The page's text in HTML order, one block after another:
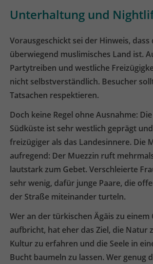
Unterhaltung und
Vorausgeschickt sei der Hinweis, dass
überwiegend muslimisches Land ist.
Partytreiben und westliche
nicht selbstverständlich. Besucher
Tatsachen respektieren.
Doch keine Regel ohne Ausnahme:
Südküste ist sehr westlich geprägt
freizügiger als das Landesinnere. Die
aufregend: Der Muezzin ruft
lautstark zum Gebet. Verschleierte
sehr wenig, dafür junge Paare, die
der Straße miteinander turteln.
Wer an der türkischen Ägäis zu
aufbricht, hat eher das Ziel, die Natur
Kultur zu erfahren und die Seele in
Bucht baumeln zu lassen. Wer genug